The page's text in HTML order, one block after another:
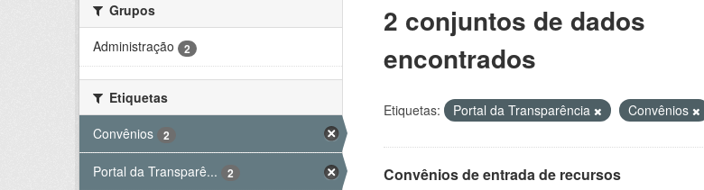
Grupos
Administração
2
Etiquetas
Convênios
2
Portal da Transparê... 2
2 conjuntos de dados
encontrados
Etiquetas: Portal da Transparência Convênios
Convênios de entrada de recursos